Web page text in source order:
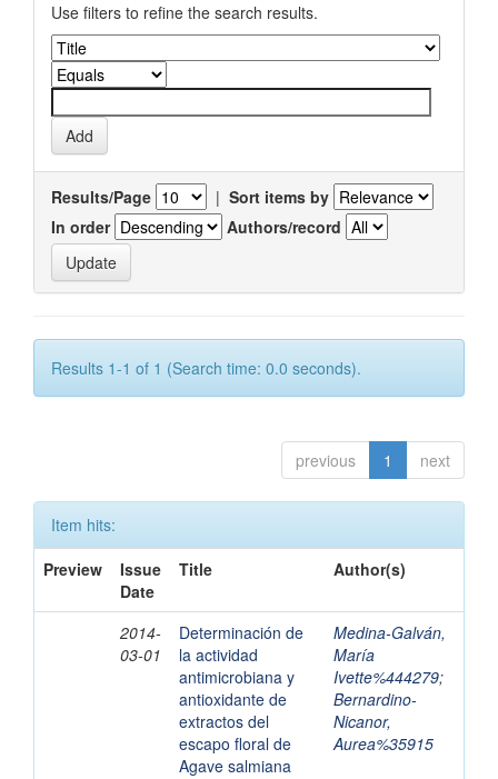
Use filters to refine the search results.
Results/Page | Sort items by
In order
Authors/record
Results 1-1 of 1 (Search time: 0.0 seconds).
previous 1 next
Item hits:
Preview
Issue
Date
Title Author(s)
2014-
03-01
Determinación de
la actividad
antimicrobiana y
antioxidante de
extractos del
escapo floral de
Agave salmiana
Medina-Galván,
María
Ivette%444279;
Bernardino-
Nicanor,
Aurea%35915